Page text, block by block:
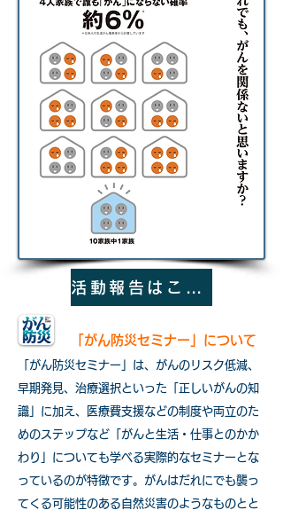
活動報告はこちら
「がん防災セミナー」について
「がん防災セミナー」は、がんのリスク低減、
早期発見、治療選択といった「正しいがんの知
識」に加え、医療費支援などの制度や両立のた
めのステップなど「がんと生活・仕事とのかか
わり」についても学べる実際的なセミナーとな
っているのが特徴です。がんはだれにでも襲っ
てくる可能性のある自然災害のようなものとと